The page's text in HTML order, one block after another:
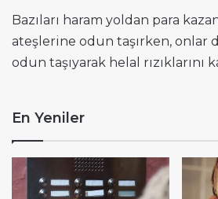
Bazıları haram yoldan para
ateşlerine odun taşırken, onlar
odun taşıyarak helal rızıklarını
En Yeniler